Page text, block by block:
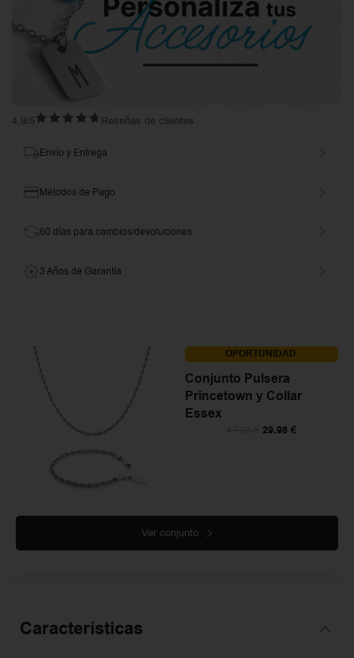
4,9/5 Reseñas de clientes
Envío y Entrega
Métodos de Pago
60 días para cambios/devoluciones
3 Años de Garantía
OPORTUNIDAD
Conjunto Pulsera
Princetown y Collar
Essex
29.98 €
Ver conjunto
Características